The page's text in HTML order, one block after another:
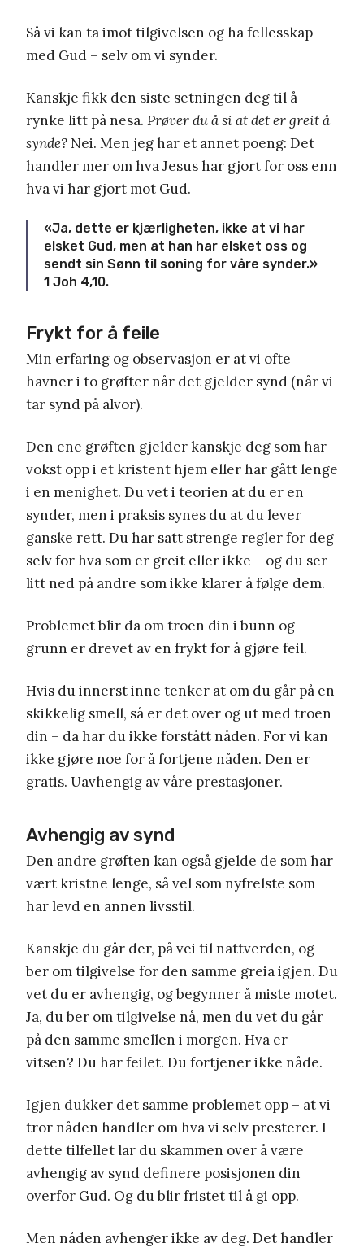
Så vi kan ta imot tilgivelsen og ha fellesskap
med Gud – selv om vi synder.
Kanskje fikk den siste setningen deg til å
rynke litt på nesa. Prøver du å si at det er greit å
synde? Nei. Men jeg har et annet poeng: Det
handler mer om hva Jesus har gjort for oss enn
hva vi har gjort mot Gud.
«Ja, dette er kjærligheten, ikke at vi har
elsket Gud, men at han har elsket oss og
sendt sin Sønn til soning for våre synder.»
1 Joh 4,10.
Frykt for å feile
Min erfaring og observasjon er at vi ofte
havner i to grøfter når det gjelder synd (når vi
tar synd på alvor).
Den ene grøften gjelder kanskje deg som har
vokst opp i et kristent hjem eller har gått lenge
i en menighet. Du vet i teorien at du er en
synder, men i praksis synes du at du lever
ganske rett. Du har satt strenge regler for deg
selv for hva som er greit eller ikke – og du ser
litt ned på andre som ikke klarer å følge dem.
Problemet blir da om troen din i bunn og
grunn er drevet av en frykt for å gjøre feil.
Hvis du innerst inne tenker at om du går på en
skikkelig smell, så er det over og ut med troen
din – da har du ikke forstått nåden. For vi kan
ikke gjøre noe for å fortjene nåden. Den er
gratis. Uavhengig av våre prestasjoner.
Avhengig av synd
Den andre grøften kan også gjelde de som har
vært kristne lenge, så vel som nyfrelste som
har levd en annen livsstil.
Kanskje du går der, på vei til nattverden, og
ber om tilgivelse for den samme greia igjen. Du
vet du er avhengig, og begynner å miste motet.
Ja, du ber om tilgivelse nå, men du vet du går
på den samme smellen i morgen. Hva er
vitsen? Du har feilet. Du fortjener ikke nåde.
Igjen dukker det samme problemet opp – at vi
tror nåden handler om hva vi selv presterer. I
dette tilfellet lar du skammen over å være
avhengig av synd definere posisjonen din
overfor Gud. Og du blir fristet til å gi opp.
Men nåden avhenger ikke av deg. Det handler